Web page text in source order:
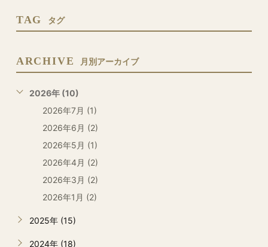
TAG タグ
ARCHIVE 月別アーカイブ
2026年 (10)
2026年7月 (1)
2026年6月 (2)
2026年5月 (1)
2026年4月 (2)
2026年3月 (2)
2026年1月 (2)
2025年 (15)
2024年 (18)